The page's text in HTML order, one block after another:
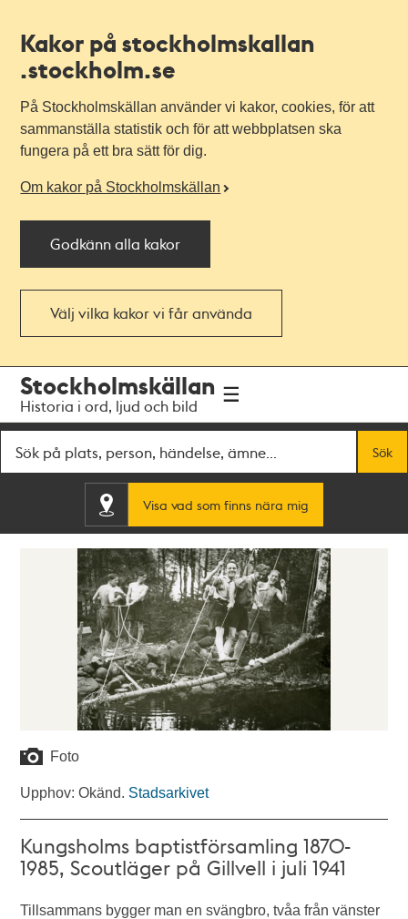
Kakor på stockholmskallan
.stockholm.se
På Stockholmskällan använder vi kakor, cookies, för att
sammanställa statistik och för att webbplatsen ska
fungera på ett bra sätt för dig.
Om kakor på Stockholmskällan
Godkänn alla kakor
Välj vilka kakor vi får använda
navigationen
huvudinnehållet
Stockholmskällan
Historia i ord, ljud och bild
Sök
Visa vad som finns nära mig
Foto
Upphov: Okänd. Stadsarkivet
Kungsholms baptistförsamling 1870-
1985, Scoutläger på Gillvell i juli 1941
Tillsammans bygger man en svängbro, tvåa från vänster